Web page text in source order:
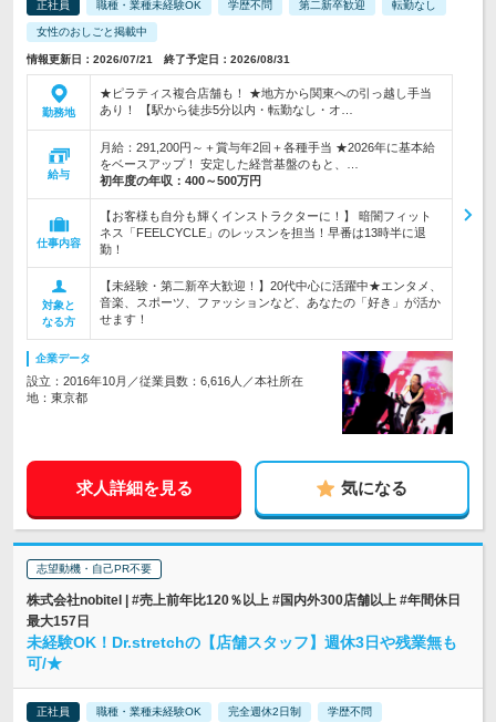
正社員 職種・業種未経験OK 学歴不問 第二新卒歓迎 転勤なし
女性のおしごと掲載中
情報更新日：2026/07/21 終了予定日：2026/08/31
勤務地
★ピラティス複合店舗も！ ★地方から関東への引っ越し手当
あり！ 【駅から徒歩5分以内・転勤なし・オ…
給与
月給：291,200円～＋賞与年2回＋各種手当 ★2026年に基本給
をベースアップ！ 安定した経営基盤のもと、…
初年度の年収： 400～500万円
仕事内容
【お客様も自分も輝くインストラクターに！】 暗闇フィット
ネス「FEELCYCLE」のレッスンを担当！早番は13時半に退
勤！
対象と
なる方
【未経験・第二新卒大歓迎！】20代中心に活躍中★エンタメ、
音楽、スポーツ、ファッションなど、あなたの「好き」が活か
せます！
企業データ
設立：2016年10月／従業員数：6,616人／本社所在
地：東京都
求人詳細を見る 気になる
志望動機・自己PR不要
株式会社nobitel | #売上前年比120％以上 #国内外300店舗以上 #年間休日
最大157日
未経験OK！Dr.stretchの【店舗スタッフ】週休3日や残業無も
可/★
正社員 職種・業種未経験OK 完全週休2日制 学歴不問